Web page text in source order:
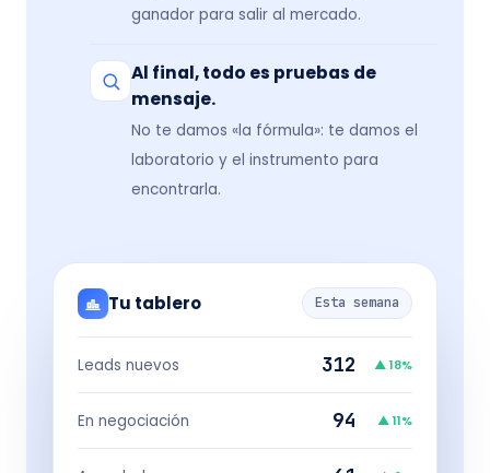
ganador para salir al mercado.
Al final, todo es pruebas de
mensaje.
No te damos «la fórmula»: te damos el
laboratorio y el instrumento para
encontrarla.
Tu tablero Esta semana
Leads nuevos 312 ▲ 18%
En negociación 94 ▲ 11%